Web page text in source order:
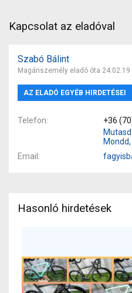
Kapcsolat az eladóval
Szabó Bálint
Magánszemély eladó óta 24.02.19
AZ ELADÓ EGYÉB HIRDETÉSEI
Telefon
+36
Email
Hasonló hirdetések